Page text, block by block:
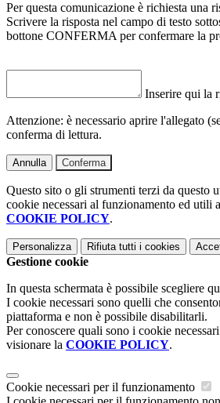
Per questa comunicazione è richiesta una
Scrivere la risposta nel campo di testo
bottone CONFERMA per confermare la
Inserire qui la
Attenzione: è necessario aprire l'allegato
conferma di lettura.
Annulla Conferma
Questo sito o gli strumenti terzi da questo
cookie necessari al funzionamento ed utili
COOKIE POLICY.
Personalizza Rifiuta tutti i cookies
Gestione cookie
In questa schermata è possibile scegliere
I cookie necessari sono quelli che
piattaforma e non è possibile disabilitarli.
Per conoscere quali sono i cookie
visionare la COOKIE POLICY.
Cookie necessari per il funzionamento